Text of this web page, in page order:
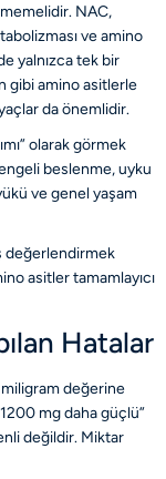
NAC,
ve amino
yalnızca tek bir
gibi amino asitlerle
da önemlidir.
olarak görmek
beslenme, uyku
ve genel yaşam
değerlendirmek
asitlertamamlayıcı
Hatalar
miligram değerine
mg daha güçlü”
değildir. Miktar